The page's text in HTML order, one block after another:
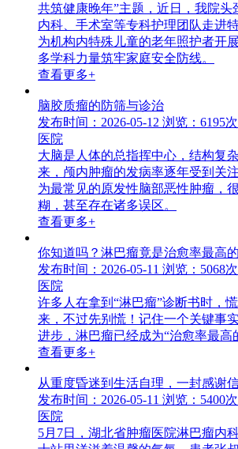
共筑健康晚年”主题，近日，我院头
内科、手术室等专科护理团队走进
为机构内特殊儿童的老年照护者开
多学科力量筑牢家庭安全防线。
查看更多+
脑胶质瘤的防筛与诊治
发布时间：2026-05-12 浏览：6195次
医院
大脑是人体的总指挥中心，结构复
来，颅内肿瘤的发病率逐年受到关
为最常见的原发性脑部恶性肿瘤，
糊，甚至存在诸多误区。
查看更多+
你知道吗？淋巴瘤竟是治愈率最高
发布时间：2026-05-11 浏览：5068次
医院
许多人在拿到“淋巴瘤”诊断书时，
来，不过先别慌！记住一个关键事
进步，淋巴瘤已经成为“治愈率最高
查看更多+
从重度昏迷到生活自理，一封感谢
发布时间：2026-05-11 浏览：5400次
医院
5月7日，湖北省肿瘤医院淋巴瘤内